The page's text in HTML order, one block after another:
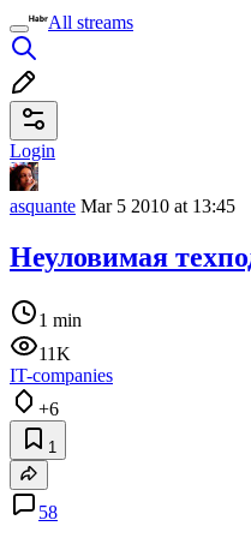
All streams
Login
asquante Mar 5 2010 at 13:45
Неуловимая
1 min
11K
IT-companies
+6
1
58